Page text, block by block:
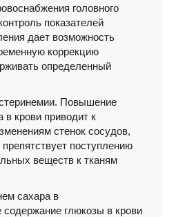
головного
показателей
дает возможность
коррекцию
определенный
Повышение
в крови приводит к
стенок сосудов,
поступлению
веществ к тканям
сахара в
глюкозы в крови